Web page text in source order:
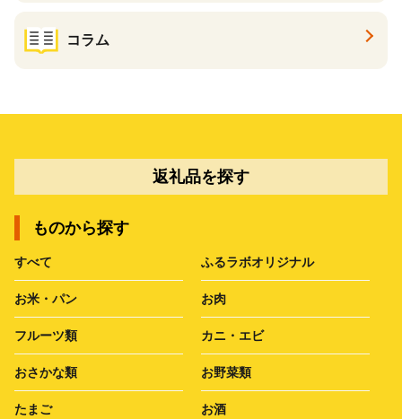
コラム
返礼品を探す
ものから探す
すべて ふるラボオリジナル
お米・パン お肉
フルーツ類 カニ・エビ
おさかな類 お野菜類
たまご お酒